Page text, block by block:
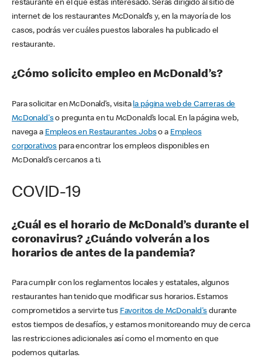
restaurante en el que estás interesado. Serás dirigido al sitio de
internet de los restaurantes McDonald’s y, en la mayoría de los
casos, podrás ver cuáles puestos laborales ha publicado el
restaurante.
¿Cómo solicito empleo en McDonald’s?
Para solicitar en McDonald’s, visita la página web de Carreras de
McDonald'so pregunta en tu McDonald’s local. En la página web,
navega a Empleos en Restaurantes Jobso a Empleos
corporativos para encontrar los empleos disponibles en
McDonald’s cercanos a ti.
COVID-19
¿Cuál es el horario de McDonald’s durante el
coronavirus? ¿Cuándo volverán a los
horarios de antes de la pandemia?
Para cumplir con los reglamentos locales y estatales, algunos
restaurantes han tenido que modificar sus horarios. Estamos
comprometidos a servirte tus Favoritos de McDonald's durante
estos tiempos de desafíos, y estamos monitoreando muy de cerca
las restricciones adicionales así como el momento en que
podemos quitarlas.